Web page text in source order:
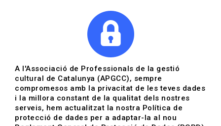
Actualitza't
Vols estar al dia?
HOME / BLOG
A l'Associació de Professionals de la gestió
cultural de Catalunya (APGCC), sempre
compromesos amb la privacitat de les teves dades
i la millora constant de la qualitat dels nostres
serveis, hem actualitzat la nostra Política de
protecció de dades per a adaptar-la al nou